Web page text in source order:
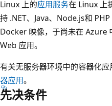
Linux 上的应用服务在 Linux 上
持 .NET、Java、Node.js和
Docker 映像，于尚未在 Azure
Web 应用。
有关无服务器环境中的容器化
器应用。
先决条件